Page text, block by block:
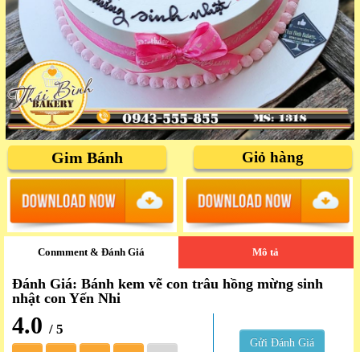
Gim Bánh Giỏ hàng
Conmment & Đánh Giá Mô tả
Đánh Giá: Bánh kem vẽ con trâu hồng mừng sinh
nhật con Yến Nhi
4.0 / 5
Gửi Đánh Giá